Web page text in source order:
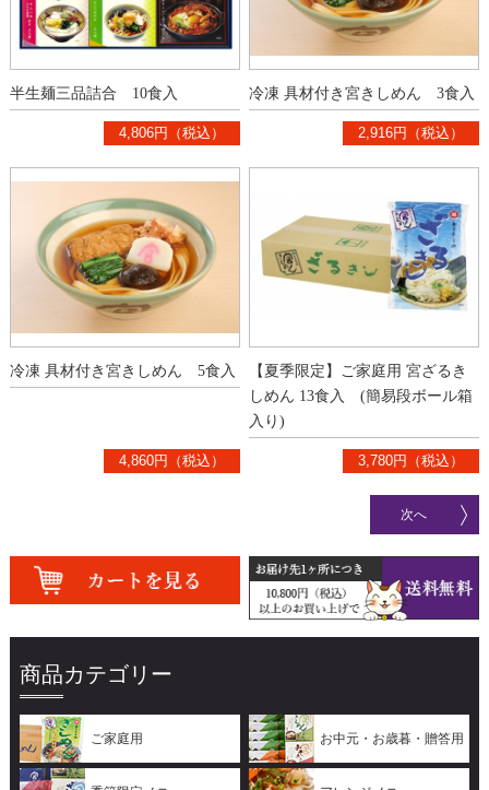
半生麺三品詰合 10食入
4,806円（税込）
冷凍 具材付き宮きしめん 3食入
2,916円（税込）
冷凍 具材付き宮きしめん 5食入
4,860円（税込）
【夏季限定】ご家庭用 宮ざるき
しめん 13食入 (簡易段ボール箱
入り)
3,780円（税込）
次へ
商品カテゴリー
ご家庭用 お中元・お歳暮・贈答用